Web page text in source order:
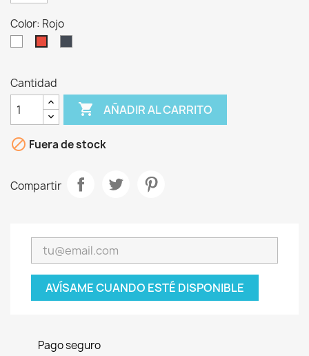
Color: Rojo
Cantidad
 AÑADIR AL CARRITO
 Fuera de stock
Compartir
AVÍSAME CUANDO ESTÉ DISPONIBLE
Pago seguro